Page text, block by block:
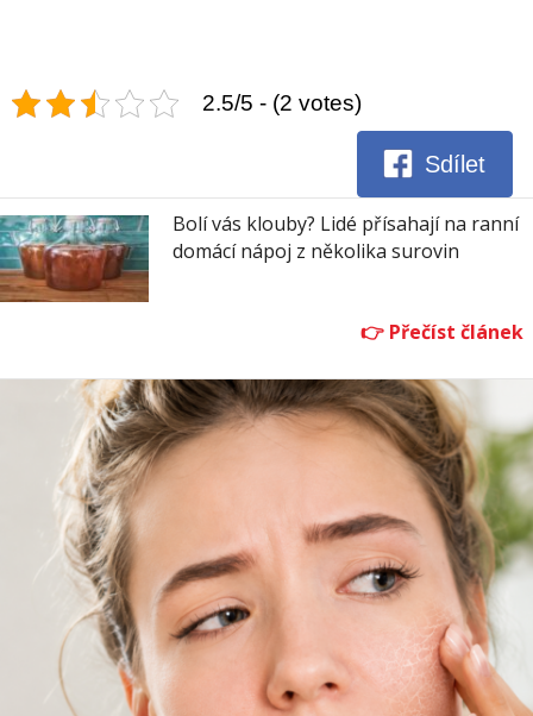
2.5/5 - (2 votes)
Sdílet
Bolí vás klouby? Lidé přísahají na ranní
domácí nápoj z několika surovin